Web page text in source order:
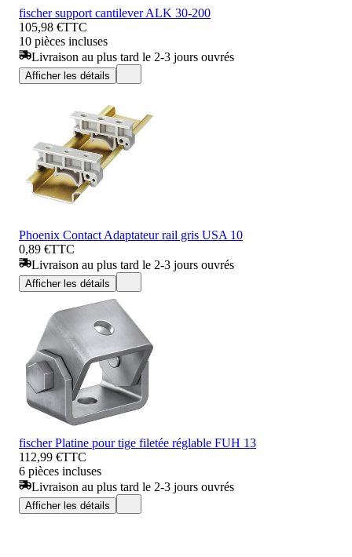
fischer support cantilever ALK 30-200
105,98 €TTC
10 pièces incluses
Livraison au plus tard le 2-3 jours ouvrés
Afficher les détails
Phoenix Contact Adaptateur rail gris USA 10
0,89 €TTC
Livraison au plus tard le 2-3 jours ouvrés
Afficher les détails
fischer Platine pour tige filetée réglable FUH 13
112,99 €TTC
6 pièces incluses
Livraison au plus tard le 2-3 jours ouvrés
Afficher les détails